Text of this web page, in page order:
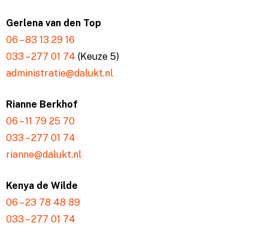
Gerlena van den Top
06 – 83 13 29 16
033 – 277 01 74 (Keuze 5)
administratie@dalukt.nl
Rianne Berkhof
06 – 11 79 25 70
033 – 277 01 74
rianne@dalukt.nl
Kenya de Wilde
06 – 23 78 48 89
033 – 277 01 74